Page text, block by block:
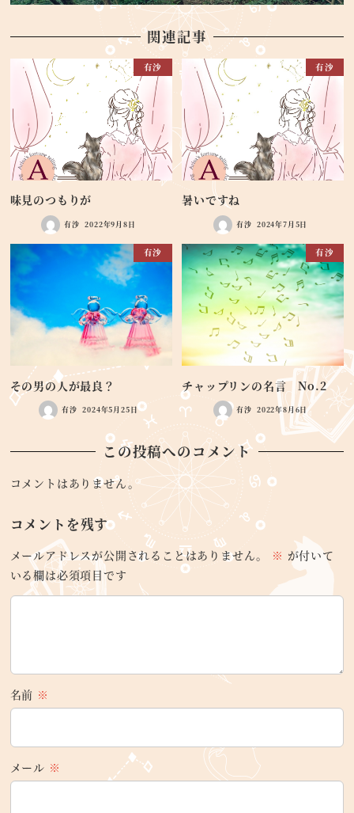
関連記事
有沙
味見のつもりが
有沙 2022年9月8日
有沙
暑いですね
有沙 2024年7月5日
有沙
その男の人が最良？
有沙 2024年5月25日
有沙
チャップリンの名言 No.2
有沙 2022年8月6日
この投稿へのコメント
コメントはありません。
コメントを残す
メールアドレスが公開されることはありません。 ※ が付いて
いる欄は必須項目です
名前 ※
メール ※